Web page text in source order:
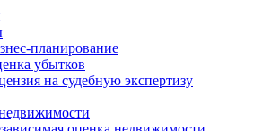
планирование
убытков
на судебную экспертизу